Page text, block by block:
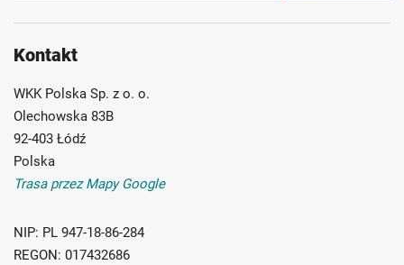
Kontakt
WKK Polska Sp. z o. o.
Olechowska 83B
92-403 Łódź
Polska
Trasa przez Mapy Google
NIP: PL 947-18-86-284
REGON: 017432686